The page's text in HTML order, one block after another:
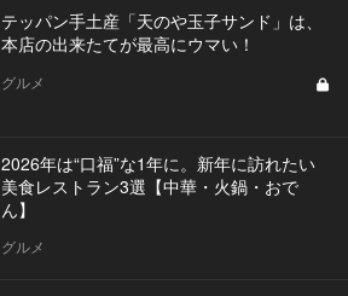
テッパン手土産「天のや玉子サンド」は、
本店の出来たてが最高にウマい！
グルメ
2026年は“口福”な1年に。新年に訪れたい
美食レストラン3選【中華・火鍋・おで
ん】
グルメ